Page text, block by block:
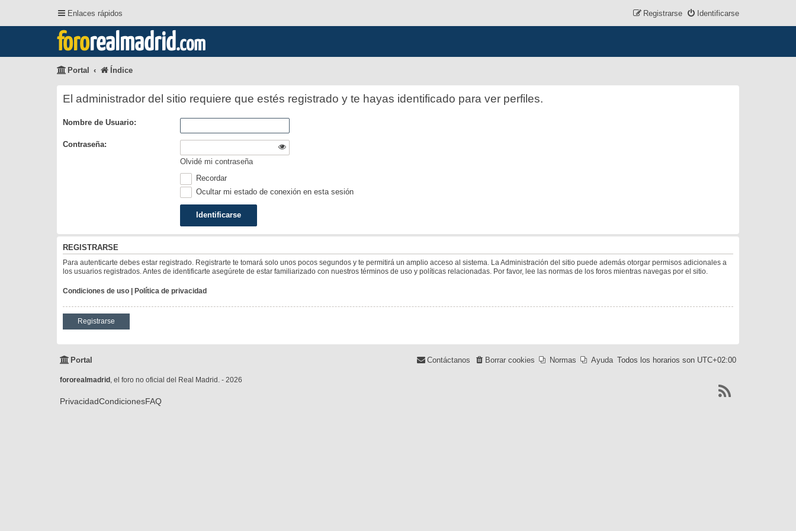
Enlaces rápidos Identificarse
Registrarse
fororealmadrid.com
Portal Índice
El administrador del sitio requiere que estés registrado y te hayas identificado para ver perfiles.
Nombre de Usuario:
Contraseña:
Olvidé mi contraseña
Recordar
Ocultar mi estado de conexión en esta sesión
REGISTRARSE
Para autenticarte debes estar registrado. Registrarte te tomará solo unos pocos segundos y te permitirá un amplio acceso al sistema. La Administración del sitio puede además otorgar permisos adicionales a
los usuarios registrados. Antes de identificarte asegúrete de estar familiarizado con nuestros términos de uso y políticas relacionadas. Por favor, lee las normas de los foros mientras navegas por el sitio.
Condiciones de uso | Política de privacidad
Registrarse
Portal Todos los horarios son UTC+02:00
Ayuda
Normas
Borrar cookies
Contáctanos
fororealmadrid , el foro no oficial del Real Madrid. - 2026
PrivacidadCondicionesFAQ